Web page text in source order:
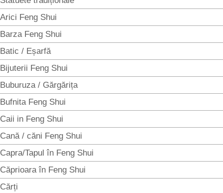
Arici Feng Shui
Barza Feng Shui
Batic / Eșarfă
Bijuterii Feng Shui
Buburuza / Gărgărița
Bufnita Feng Shui
Caii in Feng Shui
Cană / căni Feng Shui
Capra/Tapul în Feng Shui
Căprioara în Feng Shui
Cărți